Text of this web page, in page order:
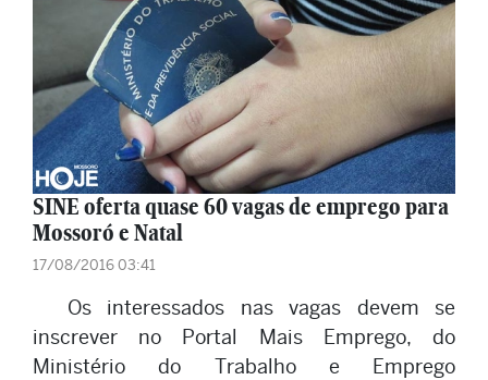
SINE oferta quase 60 vagas de emprego para
Mossoró e Natal
17/08/2016 03:41
Os interessados nas vagas devem se
inscrever no Portal Mais Emprego, do
Ministério do Trabalho e Emprego